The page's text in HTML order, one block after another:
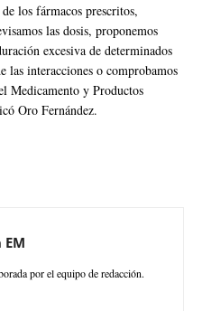
los fármacos prescritos,
las dosis, proponemos
excesiva de determinados
las interacciones o comprobamos
Medicamento y Productos
Oro Fernández.
por el equipo de redacción.